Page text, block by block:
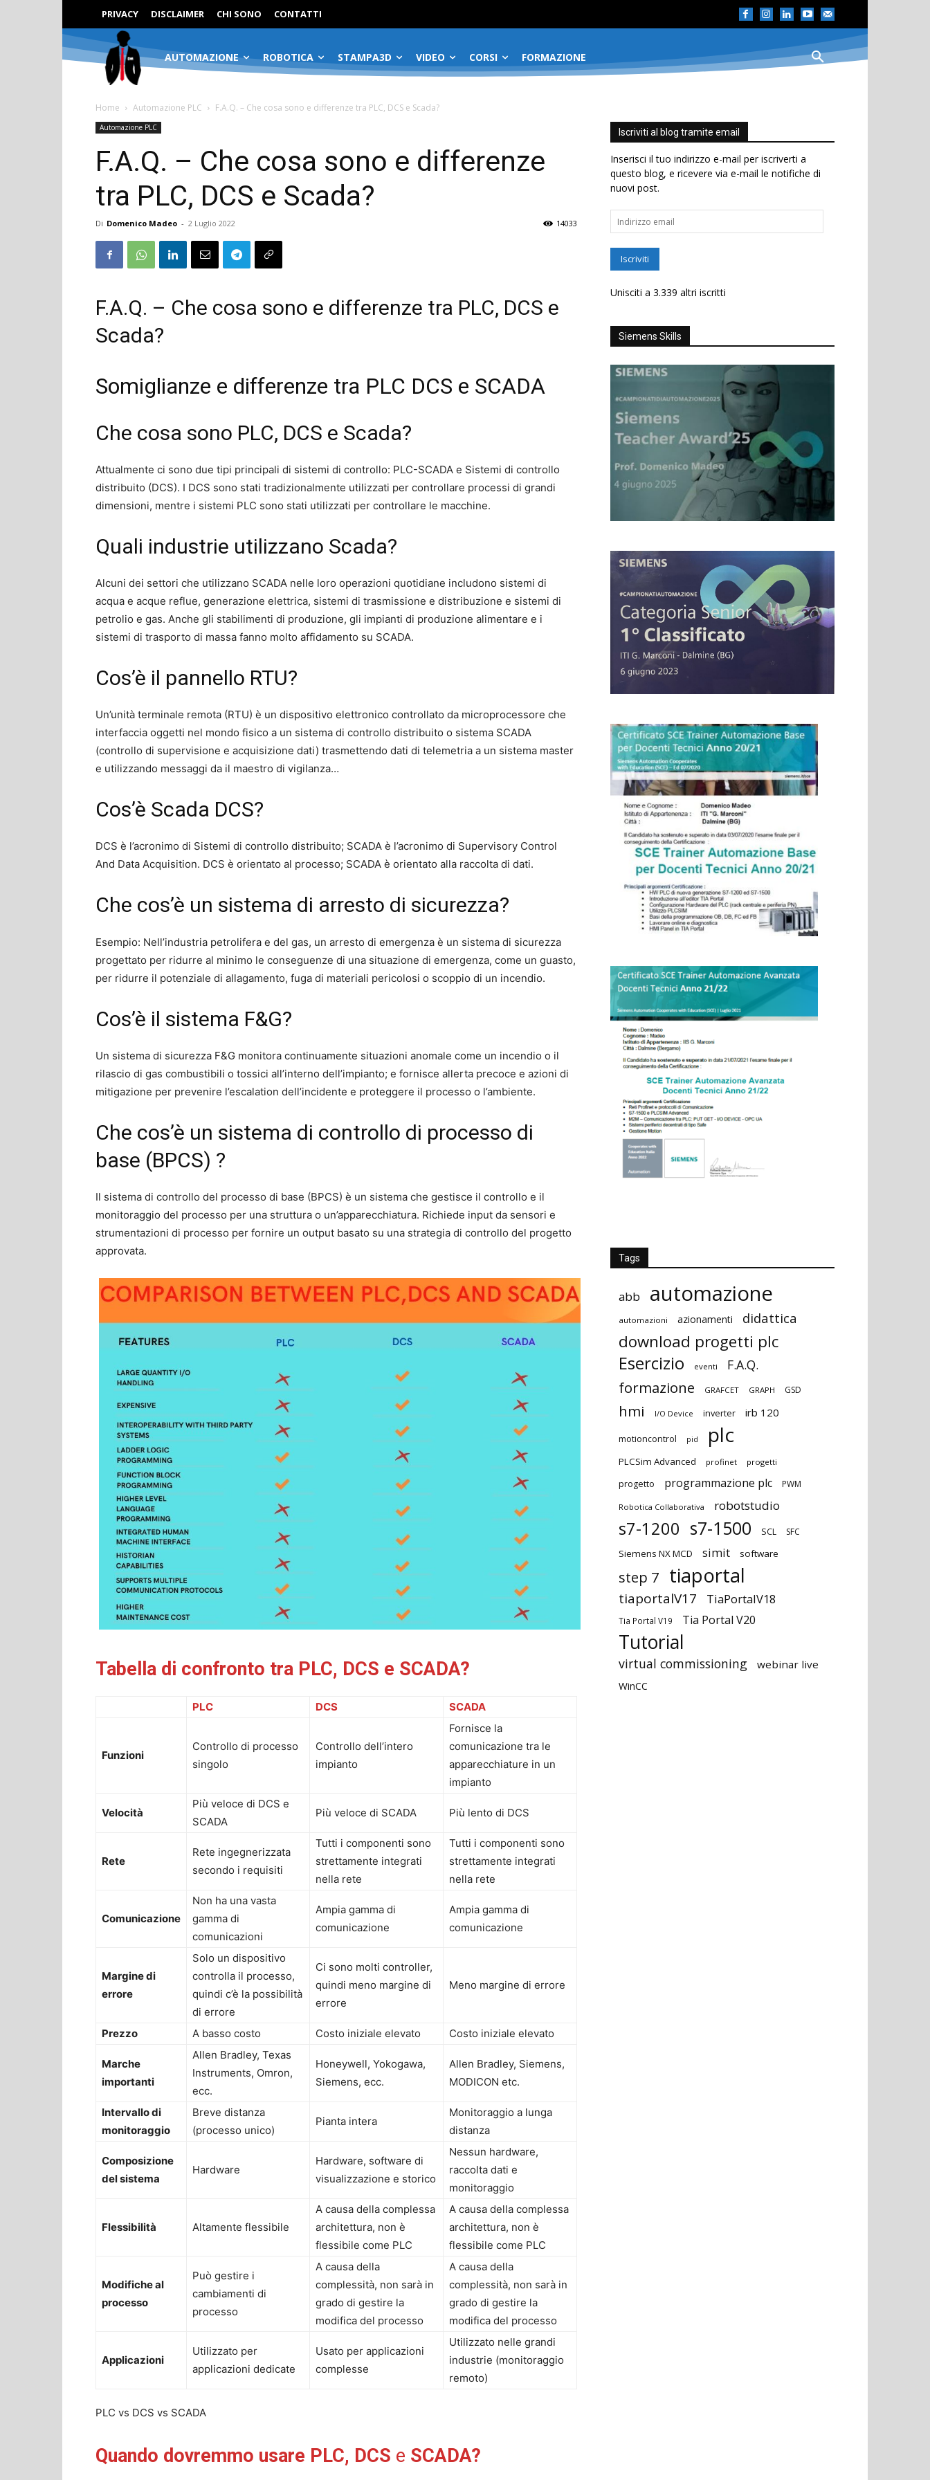
PRIVACY DISCLAIMER CHI SONO CONTATTI
AUTOMAZIONE ROBOTICA STAMPA3D VIDEO CORSI FORMAZIONE
Home Automazione PLC F.A.Q. – Che cosa sono e differenze tra PLC, DCS e Scada?
Automazione PLC
F.A.Q. – Che cosa sono e differenze
tra PLC, DCS e Scada?
Di Domenico Madeo - 2 Luglio 2022 14033
F.A.Q. – Che cosa sono e differenze tra PLC, DCS e
Scada?
Somiglianze e differenze tra PLC DCS e SCADA
Che cosa sono PLC, DCS e Scada?
Attualmente ci sono due tipi principali di sistemi di controllo: PLC-SCADA e Sistemi di controllo
distribuito (DCS). I DCS sono stati tradizionalmente utilizzati per controllare processi di grandi
dimensioni, mentre i sistemi PLC sono stati utilizzati per controllare le macchine.
Quali industrie utilizzano Scada?
Alcuni dei settori che utilizzano SCADA nelle loro operazioni quotidiane includono sistemi di
acqua e acque reflue, generazione elettrica, sistemi di trasmissione e distribuzione e sistemi di
petrolio e gas. Anche gli stabilimenti di produzione, gli impianti di produzione alimentare e i
sistemi di trasporto di massa fanno molto affidamento su SCADA.
Cos’è il pannello RTU?
Un’unità terminale remota (RTU) è un dispositivo elettronico controllato da microprocessore che
interfaccia oggetti nel mondo fisico a un sistema di controllo distribuito o sistema SCADA
(controllo di supervisione e acquisizione dati) trasmettendo dati di telemetria a un sistema master
e utilizzando messaggi da il maestro di vigilanza…
Cos’è Scada DCS?
DCS è l’acronimo di Sistemi di controllo distribuito; SCADA è l’acronimo di Supervisory Control
And Data Acquisition. DCS è orientato al processo; SCADA è orientato alla raccolta di dati.
Che cos’è un sistema di arresto di sicurezza?
Esempio: Nell’industria petrolifera e del gas, un arresto di emergenza è un sistema di sicurezza
progettato per ridurre al minimo le conseguenze di una situazione di emergenza, come un guasto,
per ridurre il potenziale di allagamento, fuga di materiali pericolosi o scoppio di un incendio.
Cos’è il sistema F&G?
Un sistema di sicurezza F&G monitora continuamente situazioni anomale come un incendio o il
rilascio di gas combustibili o tossici all’interno dell’impianto; e fornisce allerta precoce e azioni di
mitigazione per prevenire l’escalation dell’incidente e proteggere il processo o l’ambiente.
Che cos’è un sistema di controllo di processo di
base (BPCS) ?
Il sistema di controllo del processo di base (BPCS) è un sistema che gestisce il controllo e il
monitoraggio del processo per una struttura o un’apparecchiatura. Richiede input da sensori e
strumentazioni di processo per fornire un output basato su una strategia di controllo del progetto
approvata.
Tabella di confronto tra PLC, DCS e SCADA?
PLC DCS SCADA
Funzioni
Controllo di processo
singolo
Controllo dell’intero
impianto
Fornisce la
comunicazione tra le
apparecchiature in un
impianto
Velocità
Più veloce di DCS e
SCADA
Più veloce di SCADA Più lento di DCS
Rete
Rete ingegnerizzata
secondo i requisiti
Tutti i componenti sono
strettamente integrati
nella rete
Tutti i componenti sono
strettamente integrati
nella rete
Comunicazione
Non ha una vasta
gamma di
comunicazioni
Ampia gamma di
comunicazione
Ampia gamma di
comunicazione
Margine di
errore
Solo un dispositivo
controlla il processo,
quindi c’è la possibilità
di errore
Ci sono molti controller,
quindi meno margine di
errore
Meno margine di errore
Prezzo A basso costo Costo iniziale elevato Costo iniziale elevato
Marche
importanti
Allen Bradley, Texas
Instruments, Omron,
ecc.
Honeywell, Yokogawa,
Siemens, ecc.
Allen Bradley, Siemens,
MODICON etc.
Intervallo di
monitoraggio
Breve distanza
(processo unico)
Pianta intera
Monitoraggio a lunga
distanza
Composizione
del sistema
Hardware
Hardware, software di
visualizzazione e storico
Nessun hardware,
raccolta dati e
monitoraggio
Flessibilità Altamente flessibile
A causa della complessa
architettura, non è
flessibile come PLC
A causa della complessa
architettura, non è
flessibile come PLC
Modifiche al
processo
Può gestire i
cambiamenti di
processo
A causa della
complessità, non sarà in
grado di gestire la
modifica del processo
A causa della
complessità, non sarà in
grado di gestire la
modifica del processo
Applicazioni
Utilizzato per
applicazioni dedicate
Usato per applicazioni
complesse
Utilizzato nelle grandi
industrie (monitoraggio
remoto)
PLC vs DCS vs SCADA
Quando dovremmo usare PLC, DCS e SCADA?
Iscriviti al blog tramite email
Inserisci il tuo indirizzo e-mail per iscriverti a
questo blog, e ricevere via e-mail le notifiche di
nuovi post.
Indirizzo
email
Iscriviti
Unisciti a 3.339 altri iscritti
Siemens Skills
Tags
abb automazione
automazioni azionamenti didattica
download progetti plc
Esercizio eventi F.A.Q.
formazione GRAFCET GRAPH GSD
hmi I/O Device inverter irb 120
motioncontrol pid plc
PLCSim Advanced profinet progetti
progetto programmazione plc PWM
Robotica Collaborativa robotstudio
s7-1200 s7-1500 SCL SFC
Siemens NX MCD simit software
step 7 tiaportal
tiaportalV17 TiaPortalV18
Tia Portal V19 Tia Portal V20
Tutorial
virtual commissioning webinar live
WinCC